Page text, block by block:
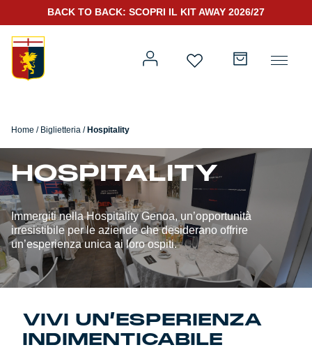
Prima squadra
Genoa Academy
Training
Rappresentanza
Kit Gara 25/26
Tacchettee Collection
BACK TO BACK: SCOPRI IL KIT AWAY 2026/27
Home / Biglietteria / Hospitality
HOSPITALITY
Immergiti nella Hospitality Genoa, un’opportunità
irresistibile per le aziende che desiderano offrire
un’esperienza unica ai loro ospiti.
VIVI UN’ESPERIENZA
INDIMENTICABILE